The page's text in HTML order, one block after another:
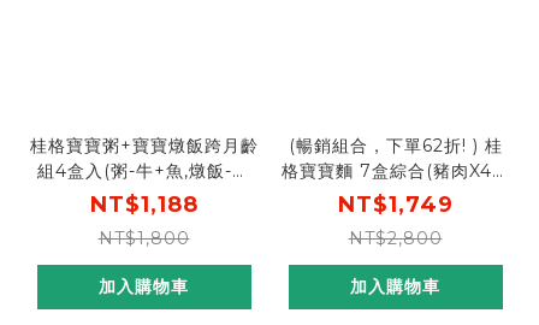
桂格寶寶粥+寶寶燉飯跨月齡
組4盒入(粥-牛+魚,燉飯-牛
+雞)
NT$1,188
NT$1,800
加入購物車
(暢銷組合，下單62折! ) 桂
格寶寶麵 7盒綜合(豬肉X4盒
+干貝X3盒) [限時特惠，平
均1盒只要$249，再贈桂格
濃湯燕麥]
NT$1,749
NT$2,800
加入購物車